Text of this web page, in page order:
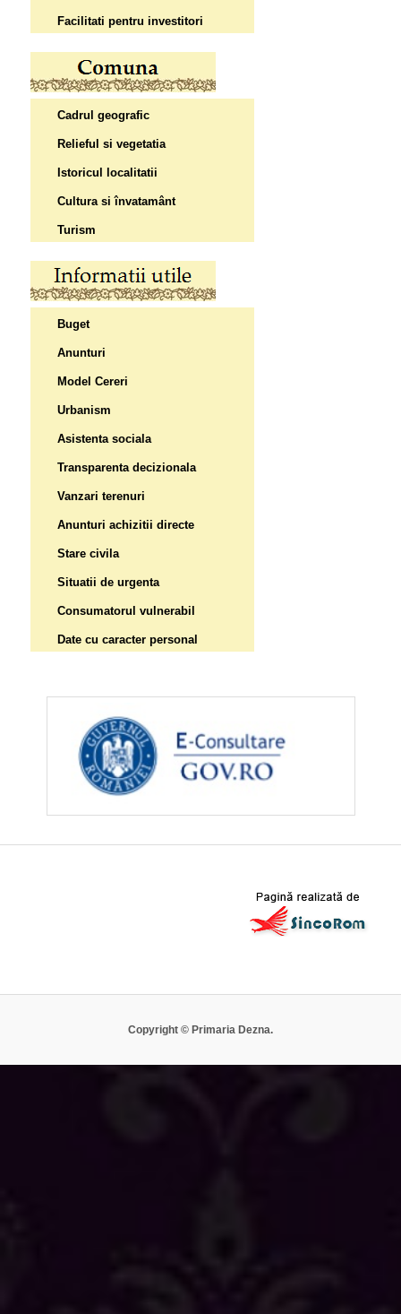
Facilitati pentru investitori
Cadrul geografic
Relieful si vegetatia
Istoricul localitatii
Cultura si învatamânt
Turism
Buget
Anunturi
Model Cereri
Urbanism
Asistenta sociala
Transparenta decizionala
Vanzari terenuri
Anunturi achizitii directe
Stare civila
Situatii de urgenta
Consumatorul vulnerabil
Date cu caracter personal
Copyright © Primaria Dezna.